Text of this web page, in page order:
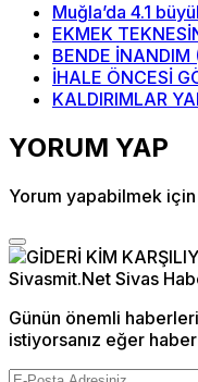
Muğla’da 4.1
EKMEK
BENDE İNANDIM
İHALE ÖNCESİ
KALDIRIMLAR
YORUM YAP
Yorum yapabilmek için
Günün önemli
istiyorsanız eğer